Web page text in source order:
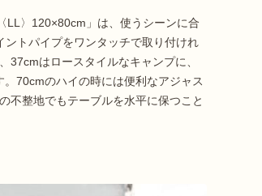
LL〉120×80cm」は、使うシーンに合
トパイプをワンタッチで取り付けれ
37cmはロースタイルなキャンプに、
70cmのハイの時には便利なアジャス
不整地でもテーブルを水平に保つこと